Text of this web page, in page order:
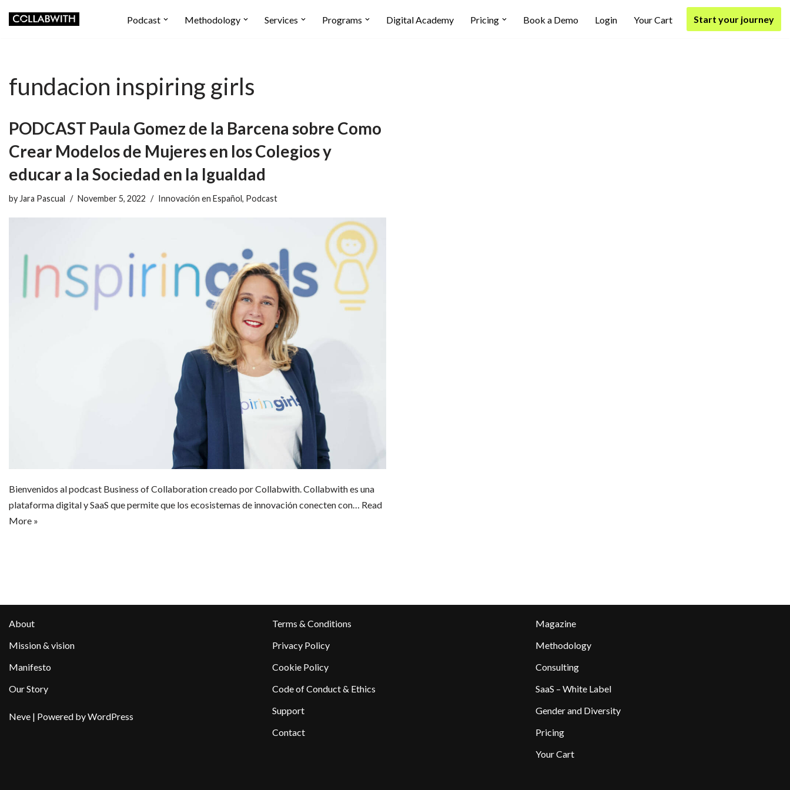
Podcast Methodology Services Programs Digital Academy Pricing Book a Demo Login Your Cart Start your journey
fundacion inspiring girls
PODCAST Paula Gomez de la Barcena sobre Como
Crear Modelos de Mujeres en los Colegios y
educar a la Sociedad en la Igualdad
by Jara Pascual November 5, 2022 Innovación en Español, Podcast
Bienvenidos al podcast Business of Collaboration creado por Collabwith. Collabwith es una
plataforma digital y SaaS que permite que los ecosistemas de innovación conecten con… Read
More »
About
Mission & vision
Manifesto
Our Story
Neve | Powered byWordPress
Terms & Conditions
Privacy Policy
Cookie Policy
Code of Conduct & Ethics
Support
Contact
Magazine
Methodology
Consulting
SaaS – White Label
Gender and Diversity
Pricing
Your Cart